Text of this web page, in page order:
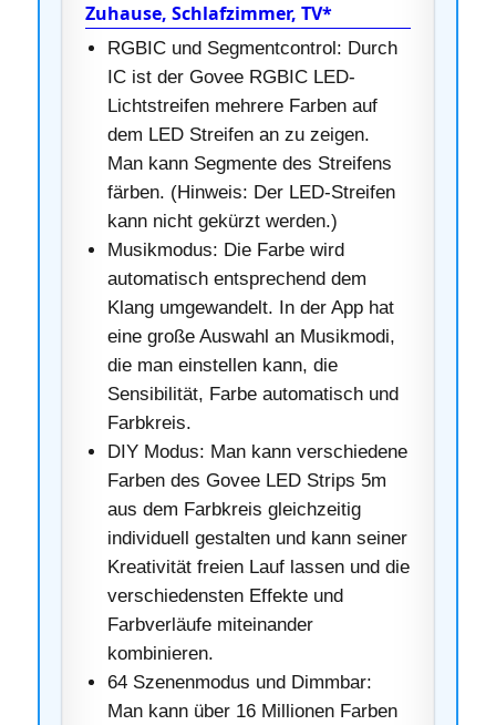
Zuhause, Schlafzimmer, TV*
RGBIC und Segmentcontrol: Durch
IC ist der Govee RGBIC LED-
Lichtstreifen mehrere Farben auf
dem LED Streifen an zu zeigen.
Man kann Segmente des Streifens
färben. (Hinweis: Der LED-Streifen
kann nicht gekürzt werden.)
Musikmodus: Die Farbe wird
automatisch entsprechend dem
Klang umgewandelt. In der App hat
eine große Auswahl an Musikmodi,
die man einstellen kann, die
Sensibilität, Farbe automatisch und
Farbkreis.
DIY Modus: Man kann verschiedene
Farben des Govee LED Strips 5m
aus dem Farbkreis gleichzeitig
individuell gestalten und kann seiner
Kreativität freien Lauf lassen und die
verschiedensten Effekte und
Farbverläufe miteinander
kombinieren.
64 Szenenmodus und Dimmbar:
Man kann über 16 Millionen Farben